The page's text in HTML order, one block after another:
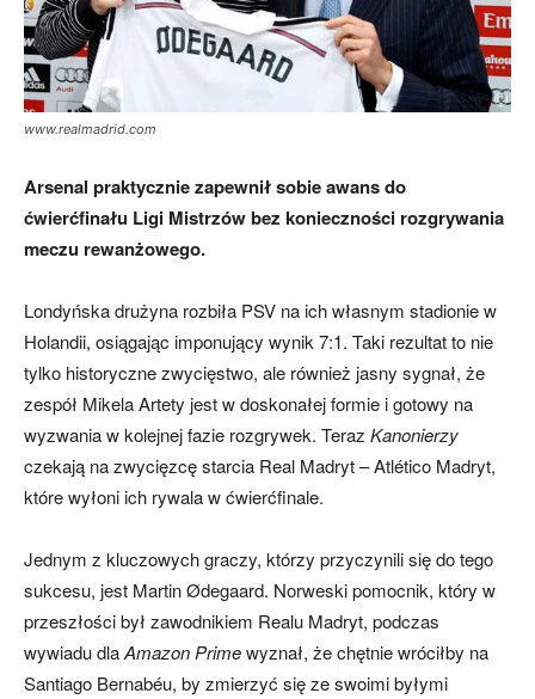
www.realmadrid.com
Arsenal praktycznie zapewnił sobie awans do
ćwierćfinału Ligi Mistrzów bez konieczności rozgrywania
meczu rewanżowego.
Londyńska drużyna rozbiła PSV na ich własnym stadionie w
Holandii, osiągając imponujący wynik 7:1. Taki rezultat to nie
tylko historyczne zwycięstwo, ale również jasny sygnał, że
zespół Mikela Artety jest w doskonałej formie i gotowy na
wyzwania w kolejnej fazie rozgrywek. Teraz Kanonierzy
czekają na zwycięzcę starcia Real Madryt – Atlético Madryt,
które wyłoni ich rywala w ćwierćfinale.
Jednym z kluczowych graczy, którzy przyczynili się do tego
sukcesu, jest Martin Ødegaard. Norweski pomocnik, który w
przeszłości był zawodnikiem Realu Madryt, podczas
wywiadu dlaAmazon Primewyznał, że chętnie wróciłby na
Santiago Bernabéu, by zmierzyć się ze swoimi byłymi